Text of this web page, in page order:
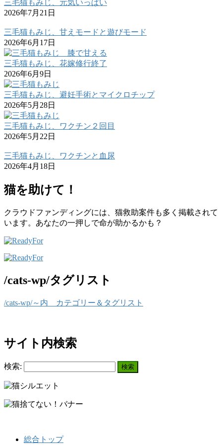
三毛猫もみじ、元気いっぱい
2026年7月21日
三毛猫もみじ、甘えモードと遊びモード
2026年6月17日
三毛猫もみじ、花嫁修行終了
2026年6月9日
三毛猫もみじ、避妊手術とマイクロチップ
2026年5月28日
三毛猫もみじ、ワクチン２回目
2026年5月22日
三毛猫もみじ、ワクチンと血尿
2026年4月18日
猫を助けて！
クラウドファンディングには、猫救助案件も多く掲載されて
います。あなたの一押しで命が助かるかも？
/cats-wp/タグリスト
/cats-wp/～内 カテゴリー＆タグリスト
サイト内検索
検索:
総合トップ